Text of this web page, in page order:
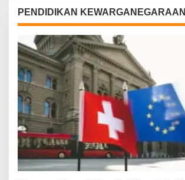
PENDIDIKAN KEWARGANEGARAAN